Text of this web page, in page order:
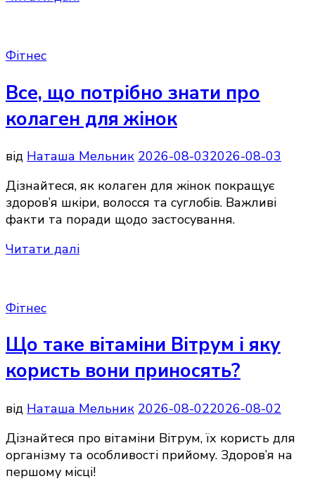
Фітнес
Все, що потрібно знати про
колаген для жінок
від Наташа Мельник 2026-08-032026-08-03
Дізнайтеся, як колаген для жінок покращує
здоров’я шкіри, волосся та суглобів. Важливі
факти та поради щодо застосування.
Читати далі
Фітнес
Що таке вітаміни Вітрум і яку
користь вони приносять?
від Наташа Мельник 2026-08-022026-08-02
Дізнайтеся про вітаміни Вітрум, їх користь для
організму та особливості прийому. Здоров’я на
першому місці!